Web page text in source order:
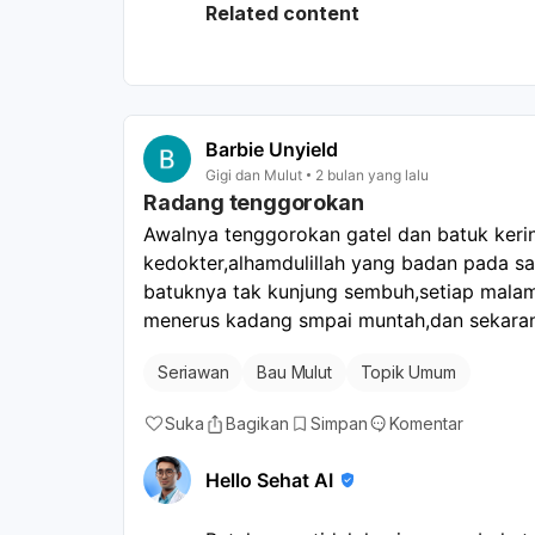
berkumur, menyikat lidah, dan
pada karang gigi dan gigi
usahakan untuk melakukan scaling
gigi dan karang gigi teratasi,
kebersihan mulut. Jika setelah
hilang, barulah kita perlu
seperti mulut kering, refluks asam
mungkin memerlukan pemeriksaan
lain.
Related content
Barbie Unyield
Gigi dan Mulut 2 bulan yang lalu
Radang tenggorokan
Awalnya tenggorokan gatel dan batuk
kedokter,alhamdulillah yang badan pada
batuknya tak kunjung sembuh,setiap
menerus kadang smpai muntah,dan
Seriawan Bau Mulut Topik Umum
Suka Bagikan Simpan Komentar
Hello Sehat AI